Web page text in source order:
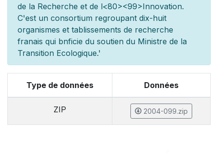
de la Recherche et de l<80><99>Innovation.
C'est un consortium regroupant dix-huit
organismes et tablissements de recherche
franais qui bnficie du soutien du Ministre de la
Transition Ecologique.'
Type de données Données
ZIP 2004-099.zip